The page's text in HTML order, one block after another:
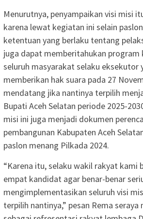
Menurutnya, penyampaikan visi misi
karena lewat kegiatan ini selain
ketentuan yang berlaku tentang
juga dapat memberitahukan program
seluruh masyarakat selaku eksekutor
memberikan hak suara pada 27
mendatang jika nantinya terpilih
Bupati Aceh Selatan periode 2025-
misi ini juga menjadi dokumen
pembangunan Kabupaten Aceh
paslon menang Pilkada 2024.
“Karena itu, selaku wakil rakyat kami
empat kandidat agar benar-benar
mengimplementasikan seluruh visi
terpilih nantinya,” pesan Rema seraya